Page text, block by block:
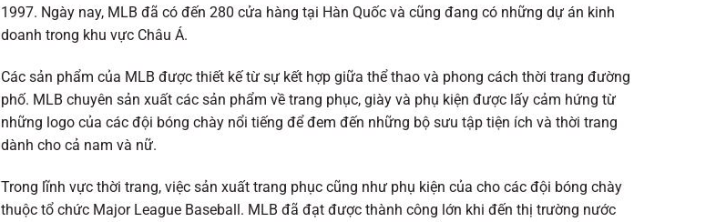
1997. Ngày nay, MLB đã có đến 280 cửa hàng tại Hàn Quốc và cũng đang có những dự án kinh
doanh trong khu vực Châu Á.
Các sản phẩm của MLB được thiết kế từ sự kết hợp giữa thể thao và phong cách thời trang đường
phố. MLB chuyên sản xuất các sản phẩm về trang phục, giày và phụ kiện được lấy cảm hứng từ
những logo của các đội bóng chày nổi tiếng để đem đến những bộ sưu tập tiện ích và thời trang
dành cho cả nam và nữ.
Trong lĩnh vực thời trang, việc sản xuất trang phục cũng như phụ kiện của cho các đội bóng chày
thuộc tổ chức Major League Baseball. MLB đã đạt được thành công lớn khi đến thị trường nước